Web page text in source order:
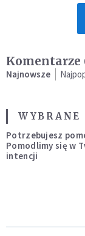
Komentarze
Najnowsze
Potrzebujesz
Pomodlimy się w
intencji